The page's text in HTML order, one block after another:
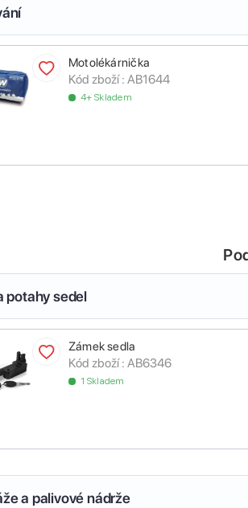
Motolékárnička
Kód zboží : AB1644
4+ Skladem
potahy sedel
Zámek sedla
Kód zboží : AB6346
1 Skladem
a palivové nádrže